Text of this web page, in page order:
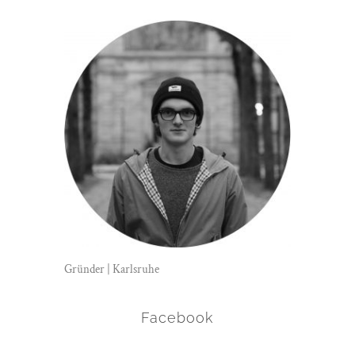
Gründer | Karlsruhe
Facebook